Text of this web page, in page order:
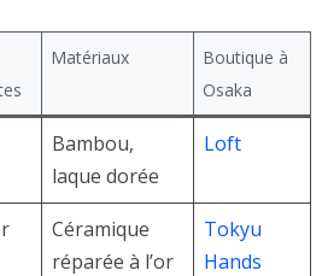
Matériaux
Boutique à
Osaka
Bambou,
laque dorée
Loft
Céramique
réparée à l’or
Tokyu
Hands